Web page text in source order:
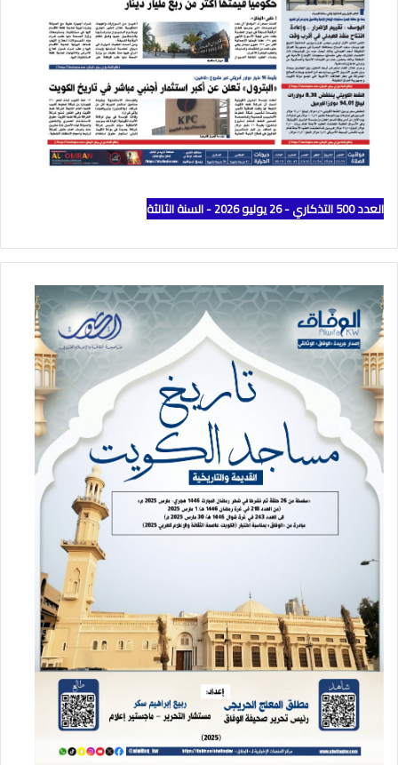
العدد 500 التذكاري - 26 يوليو 2026 - السنة الثالثة